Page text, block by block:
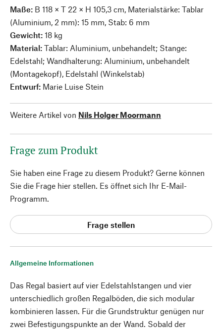
Allgemeine Informationen
Das Regal basiert auf vier Edelstahlstangen und vier
unterschiedlich großen Regalböden, die sich modular
kombinieren lassen. Für die Grundstruktur genügen nur
zwei Befestigungspunkte an der Wand. Sobald der
Maße: B 118 × T 22 × H 105,3 cm, Materialstärke: Tablar
(Aluminium, 2 mm): 15 mm, Stab: 6 mm
Gewicht: 18 kg
Material: Tablar: Aluminium, unbehandelt; Stange:
Edelstahl; Wandhalterung: Aluminium, unbehandelt
(Montagekopf), Edelstahl (Winkelstab)
Entwurf: Marie Luise Stein
Weitere Artikel von Nils Holger Moormann
Frage zum Produkt
Sie haben eine Frage zu diesem Produkt? Gerne können
Sie die Frage hier stellen. Es öffnet sich Ihr E-Mail-
Programm.
Frage stellen